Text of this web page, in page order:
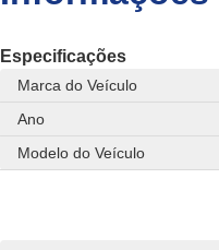
Especificações
Marca do Veículo
Ano
Modelo do Veículo